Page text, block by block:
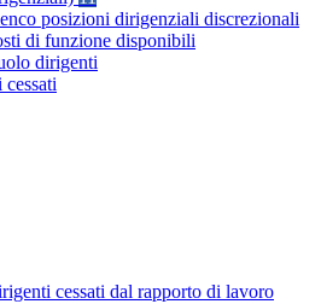
posizioni dirigenziali discrezionali
di funzione disponibili
dirigenti
cessati dal rapporto di lavoro